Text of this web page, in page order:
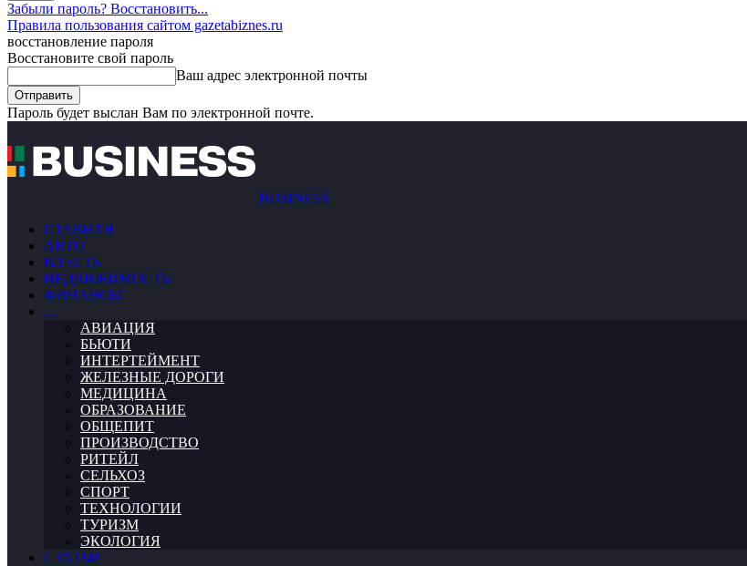
Забыли пароль? Восстановить...
Правила пользования сайтом gazetabiznes.ru
восстановление пароля
Восстановите свой пароль
Ваш адрес электронной почты
Пароль будет выслан Вам по электронной почте.
BUSINESS
ГЛАВНАЯ
АВТО
ВЛАСТЬ
НЕДВИЖИМОСТЬ
ФИНАНСЫ
…
АВИАЦИЯ
БЬЮТИ
ИНТЕРТЕЙМЕНТ
ЖЕЛЕЗНЫЕ ДОРОГИ
МЕДИЦИНА
ОБРАЗОВАНИЕ
ОБЩЕПИТ
ПРОИЗВОДСТВО
РИТЕЙЛ
СЕЛЬХОЗ
СПОРТ
ТЕХНОЛОГИИ
ТУРИЗМ
ЭКОЛОГИЯ
СТАТЬИ